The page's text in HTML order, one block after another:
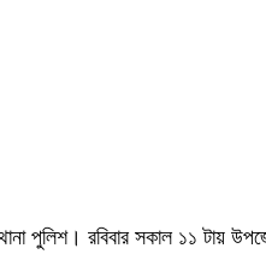
পুলিশ। রবিবার সকাল ১১ টায়